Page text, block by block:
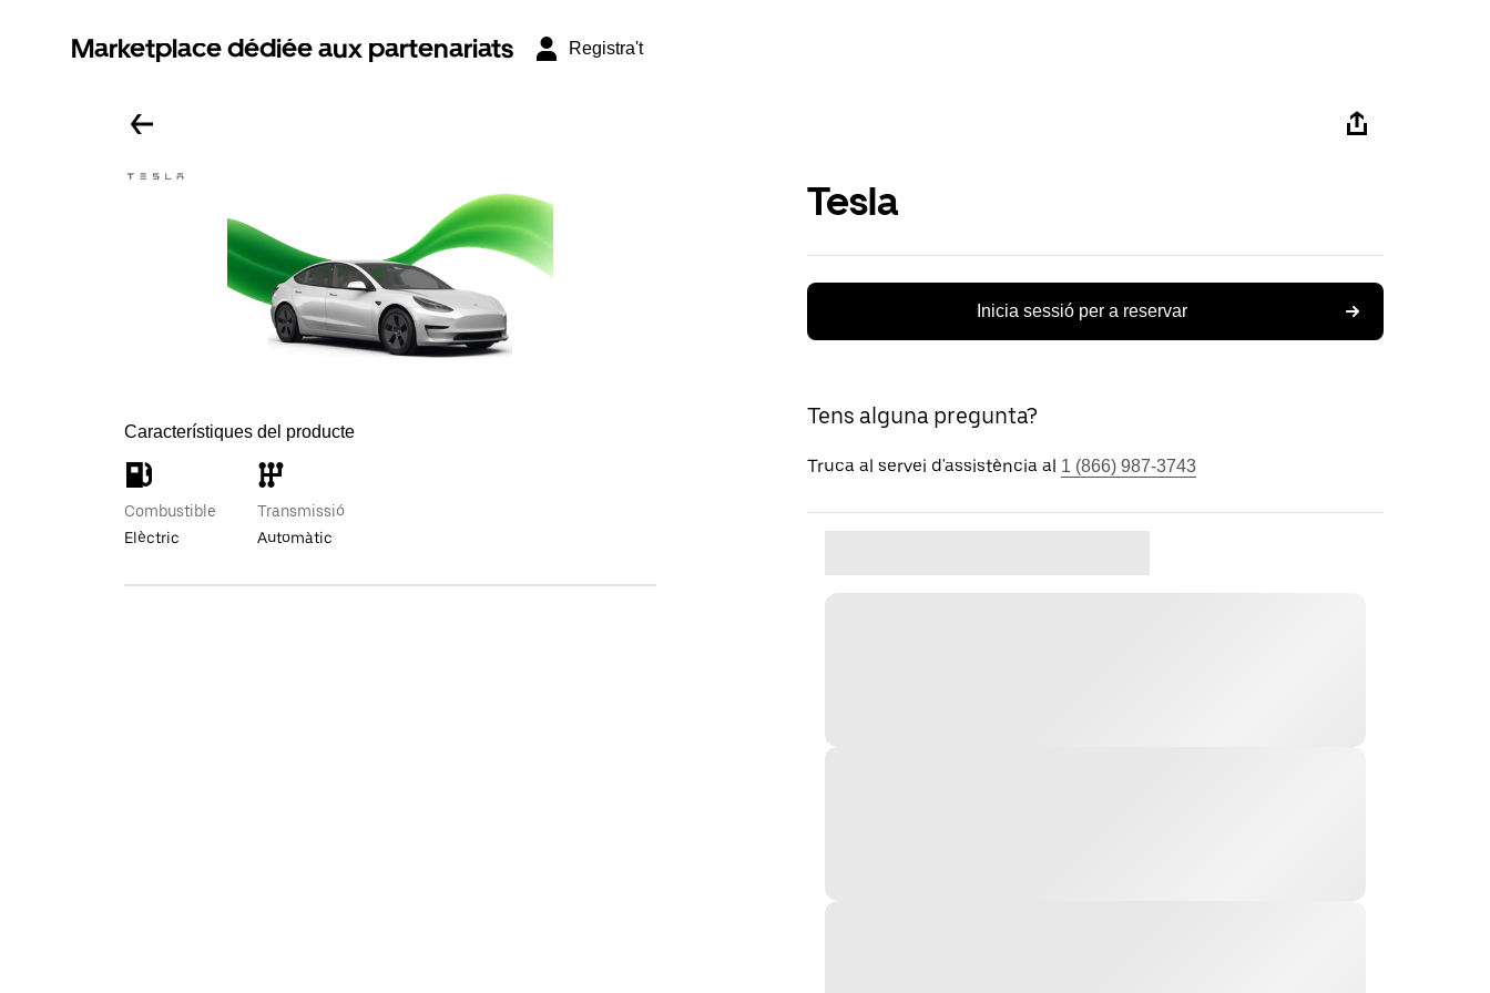
Marketplace dédiée aux partenariats Registra't
Característiques del producte
Combustible
Elèctric
Transmissió
Automàtic
Tesla
Inicia sessió per a reservar
Tens alguna pregunta?
Truca al servei d'assistència al 1 (866) 987-3743